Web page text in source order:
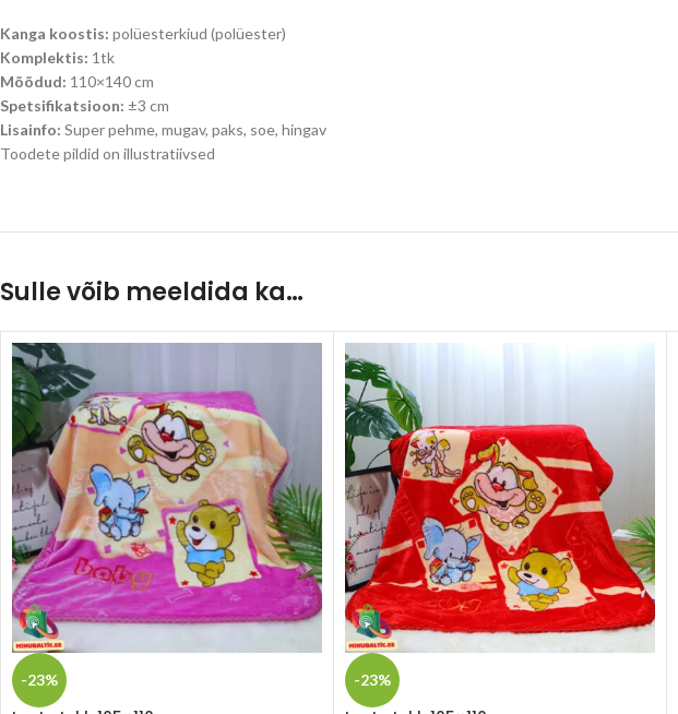
Kanga koostis: polüesterkiud (polüester)
Komplektis: 1tk
Mõõdud: 110×140 cm
Spetsifikatsioon: ±3 cm
Lisainfo: Super pehme, mugav, paks, soe, hingav
Toodete pildid on illustratiivsed
Sulle võib meeldida ka…
-23% -23%